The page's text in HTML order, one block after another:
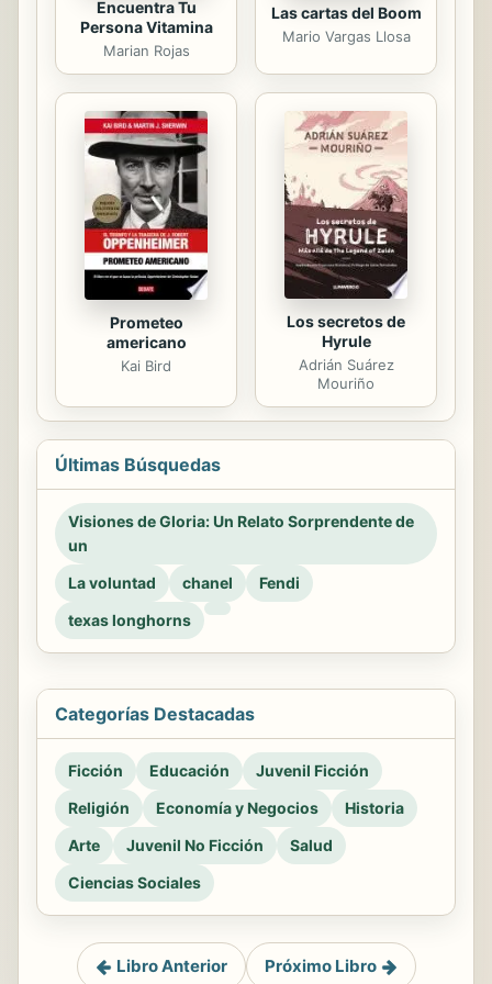
Encuentra Tu
Persona Vitamina
Marian Rojas
Las cartas del Boom
Mario Vargas Llosa
Prometeo
americano
Kai Bird
Los secretos de
Hyrule
Adrián Suárez
Mouriño
Últimas Búsquedas
Visiones de Gloria: Un Relato Sorprendente de
un
La voluntad
chanel
Fendi
texas longhorns
Categorías Destacadas
Ficción Educación
Juvenil Ficción
Religión
Economía y Negocios
Historia
Arte
Juvenil No Ficción
Salud
Ciencias Sociales
Libro Anterior Próximo Libro